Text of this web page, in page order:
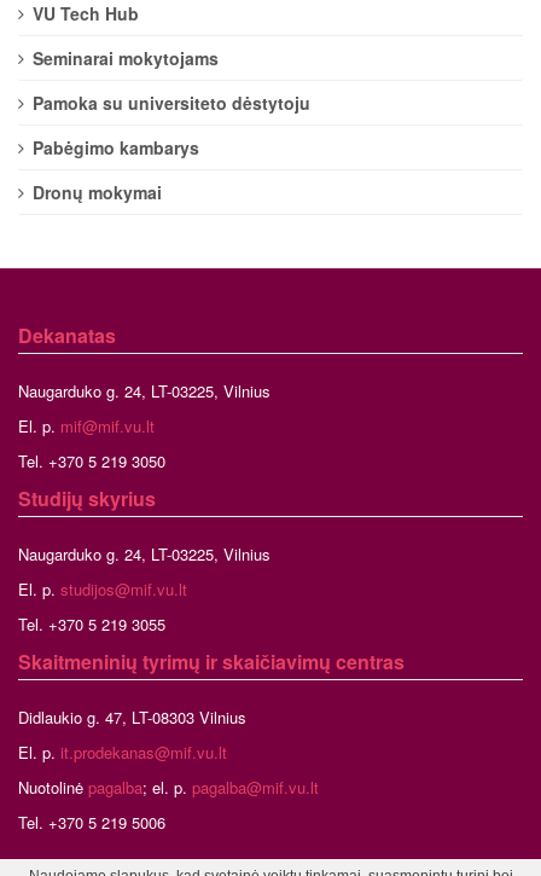
VU Tech Hub
Seminarai mokytojams
Pamoka su universiteto dėstytoju
Pabėgimo kambarys
Dronų mokymai
Dekanatas
Naugarduko g. 24, LT-03225, Vilnius
El. p. mif@mif.vu.lt
Tel. +370 5 219 3050
Studijų skyrius
Naugarduko g. 24, LT-03225, Vilnius
El. p. studijos@mif.vu.lt
Tel. +370 5 219 3055
Skaitmeninių tyrimų ir skaičiavimų centras
Didlaukio g. 47, LT-08303 Vilnius
El. p. it.prodekanas@mif.vu.lt
Nuotolinė pagalba; el. p. pagalba@mif.vu.lt
Tel. +370 5 219 5006